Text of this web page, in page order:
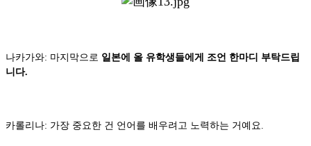
나카가와: 마지막으로 일본에 올 유학생들에게 조언 한마디 부탁드립
니다.
카롤리나: 가장 중요한 건 언어를 배우려고 노력하는 거예요.